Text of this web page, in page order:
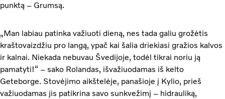
punktą – Grumsą.
„Man labiau patinka važiuoti dieną, nes tada galiu grožėtis
kraštovaizdžiu pro langą, ypač kai šalia driekiasi gražios kalvos
ir kalnai. Niekada nebuvau Švedijoje, todėl tikrai noriu ją
pamatyti!“ – sako Rolandas, išvažiuodamas iš kelto
Geteborge. Stovėjimo aikštelėje, panašioje į Kylio, prieš
važiuodamas jis patikrina savo sunkvežimį – hidrauliką,